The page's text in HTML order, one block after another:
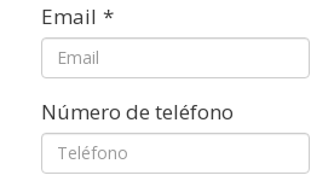
Email *
Número de teléfono